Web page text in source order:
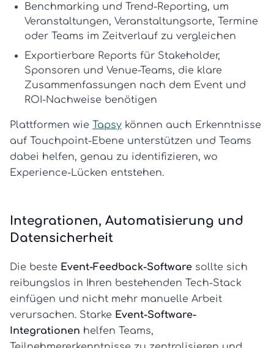
Benchmarking und Trend-Reporting, um
Veranstaltungen, Veranstaltungsorte, Termine
oder Teams im Zeitverlauf zu vergleichen
Exportierbare Reports für Stakeholder,
Sponsoren und Venue-Teams, die klare
Zusammenfassungen nach dem Event und
ROI-Nachweise benötigen
Plattformen wie Tapsy können auch Erkenntnisse
auf Touchpoint-Ebene unterstützen und Teams
dabei helfen, genau zu identifizieren, wo
Experience-Lücken entstehen.
Integrationen, Automatisierung und
Datensicherheit
Die beste Event-Feedback-Software sollte sich
reibungslos in Ihren bestehenden Tech-Stack
einfügen und nicht mehr manuelle Arbeit
verursachen. Starke Event-Software-
Integrationen helfen Teams,